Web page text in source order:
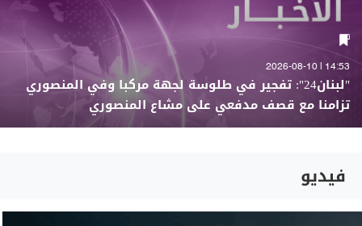
14:53 | 2026-08-10
"لبنان24": تفجير في طلوسة لجهة مركبا وفي المنصوري
تزامنا مع قصف مدفعي على مشاع المنصوري
فيديو